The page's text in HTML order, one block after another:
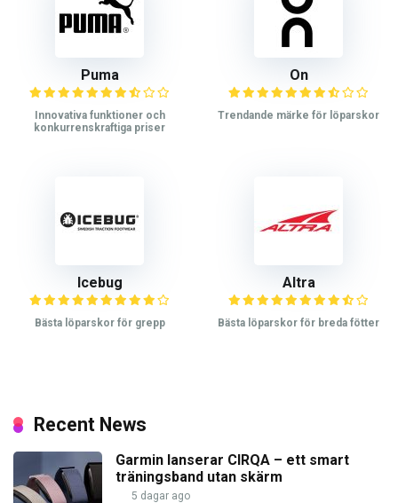
Puma
Innovativa funktioner och
konkurrenskraftiga priser
On
Trendande märke för löparskor
Icebug
Bästa löparskor för grepp
Altra
Bästa löparskor för breda fötter
Recent News
Garmin lanserar CIRQA – ett smart
träningsband utan skärm
5 dagar ago